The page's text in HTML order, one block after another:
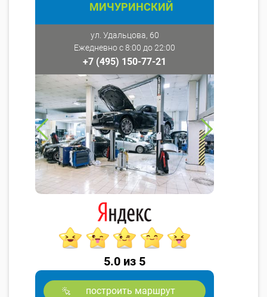
МИЧУРИНСКИЙ
ул. Удальцова, 60
Ежедневно с 8:00 до 22:00
+7 (495) 150-77-21
5.0 из 5
построить маршрут